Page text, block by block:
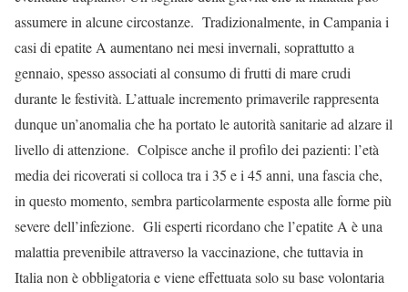
assumere in alcune circostanze. Tradizionalmente, in Campania i
casi di epatite A aumentano nei mesi invernali, soprattutto a
gennaio, spesso associati al consumo di frutti di mare crudi
durante le festività. L’attuale incremento primaverile rappresenta
dunque un’anomalia che ha portato le autorità sanitarie ad alzare il
livello di attenzione. Colpisce anche il profilo dei pazienti: l’età
media dei ricoverati si colloca tra i 35 e i 45 anni, una fascia che,
in questo momento, sembra particolarmente esposta alle forme più
severe dell’infezione. Gli esperti ricordano che l’epatite A è una
malattia prevenibile attraverso la vaccinazione, che tuttavia in
Italia non è obbligatoria e viene effettuata solo su base volontaria